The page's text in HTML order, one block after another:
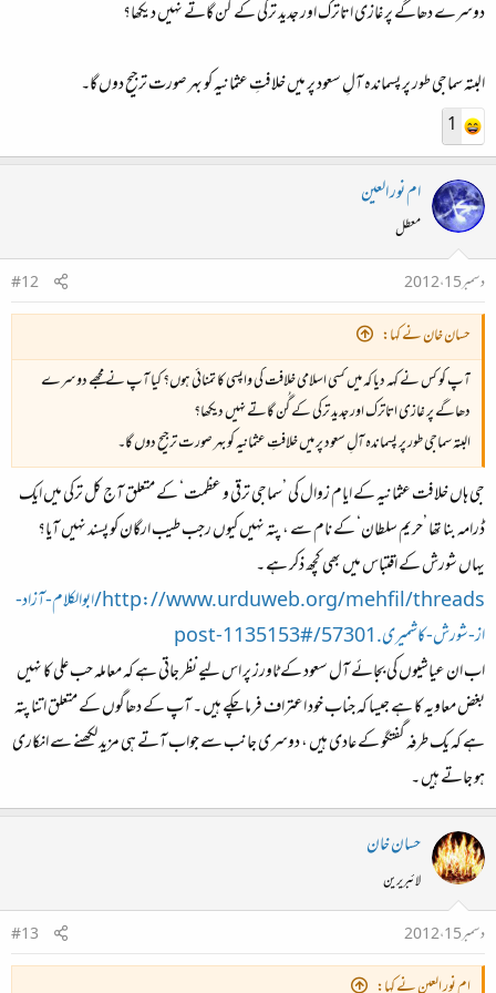
دوسرے دھاگے پر غازی اتاترک اور جدید ترکی کے گُن گاتے نہیں دیکھا؟
البتہ سماجی طور پر پسماندہ آلِ سعود پر میں خلافتِ عثمانیہ کو بہر صورت ترجیح دوں گا۔
1
ام نور العين
معطل
دسمبر 15، 2012
#12
حسان خان نے کہا:
آپ کو کس نے کہہ دیا کہ میں کسی اسلامی خلافت کی واپسی کا تمنائی ہوں؟ کیا آپ نے مجھے دوسرے
دھاگے پر غازی اتاترک اور جدید ترکی کے گُن گاتے نہیں دیکھا؟
البتہ سماجی طور پر پسماندہ آلِ سعود پر میں خلافتِ عثمانیہ کو بہر صورت ترجیح دوں گا۔
جی ہاں خلافت عثمانیہ کے ایام زوال کی ’سماجی ترقی و عظمت‘ کے متعلق آج کل ترکی میں ایک
ڈرامہ بنا تھا ’حریم سلطان‘ کے نام سے ، پتہ نہیں کیوں رجب طیب ارگان کو پسند نہیں آیا؟
یہاں شورش کے اقتباس میں بھی کچھ ذکر ہے ۔
http://www.urduweb.org/mehfil/threads/ابوالکلام-آزاد-
از-شورش-کاشمیری.57301/#post-1135153
اب ان عیاشیوں کی بجائے آل سعود کے ٹاورز پر اس لیے نظر جاتی ہے کہ معاملہ حب علی کا نہیں
بغض معاویہ کا ہے جیسا کہ جناب خود اعتراف فرما چکے ہیں ۔ آپ کے دھاگوں کے متعلق اتنا پتہ
ہے کہ یک طرفہ گفتگو کے عادی ہیں ، دوسری جانب سے جواب آتے ہی مزید لکھنے سے انکاری
ہو جاتے ہیں ۔
حسان خان
لائبریرین
دسمبر 15، 2012
#13